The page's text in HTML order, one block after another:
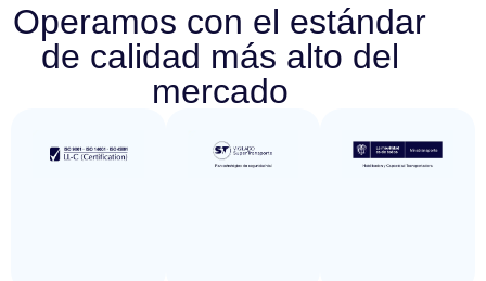
Operamos con el estándar
de calidad más alto del
mercado